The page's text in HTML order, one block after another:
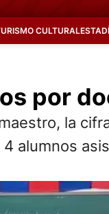
CULTURAL
por
la
alumnos